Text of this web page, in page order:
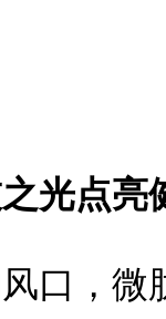
光点亮
口，